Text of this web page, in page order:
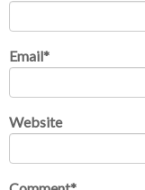
Email*
Website